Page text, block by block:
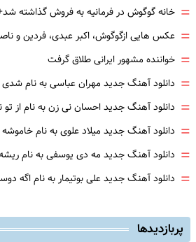
= خانه گوگوش در فرمانیه به فروش گذاشته
= عکس هایی ازگوگوش، اکبر عبدی، فردین و
= خواننده مشهور ایرانی طلاق گرفت
= دانلود آهنگ جدید مهران عباسی به نام شدی
= دانلود آهنگ جدید احسان نی زن به نام از تو
= دانلود آهنگ جدید میلاد علوی به نام
= دانلود آهنگ جدید مه دی یوسفی به نام
= دانلود آهنگ جدید علی بوتیمار به نام اگه
پربازدیدها